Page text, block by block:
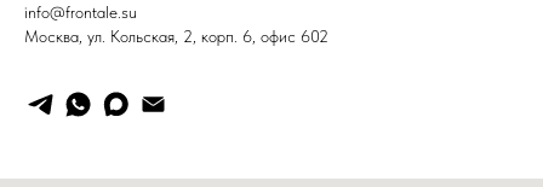
info@frontale.su
Москва, ул. Кольская, 2, корп. 6, офис 602